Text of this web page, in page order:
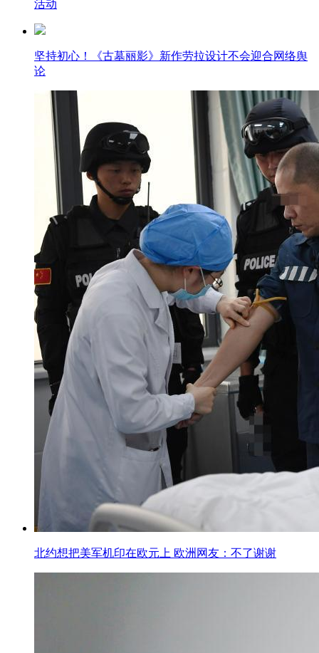
活动
坚持初心！《古墓丽影》新作劳拉设计不会迎合网络舆
论
北约想把美军机印在欧元上 欧洲网友：不了谢谢